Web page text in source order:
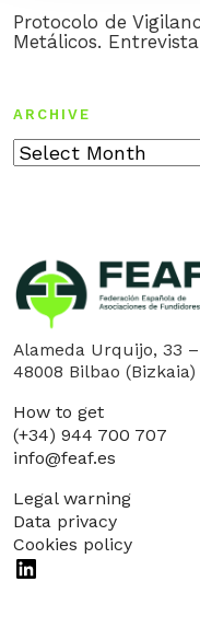
Protocolo de
Metálicos.
ARCHIVE
Archive
Alameda Urquijo, 33 –
48008 Bilbao (Bizkaia)
How to get
(+34) 944 700 707
info@feaf.es
Legal warning
Data privacy
Cookies policy